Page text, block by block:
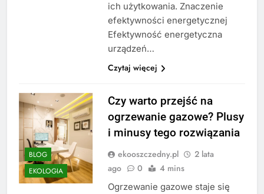
ich użytkowania. Znaczenie
efektywności energetycznej
Efektywność energetyczna
urządzeń…
Czytaj więcej
BLOG
EKOLOGIA
Czy warto przejść na
ogrzewanie gazowe? Plusy
i minusy tego rozwiązania
ekooszczedny.pl
2 lata
ago
0 4 mins
Ogrzewanie gazowe staje się